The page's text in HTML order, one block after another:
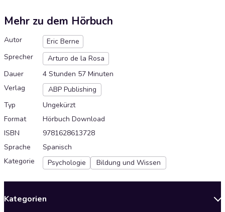
Mehr zu dem Hörbuch
Autor
Eric Berne
Sprecher
Arturo de la Rosa
Dauer
4 Stunden 57 Minuten
Verlag
ABP Publishing
Typ
Ungekürzt
Format
Hörbuch Download
ISBN
9781628613728
Sprache
Spanisch
Kategorie
Psychologie Bildung und Wissen
Kategorien